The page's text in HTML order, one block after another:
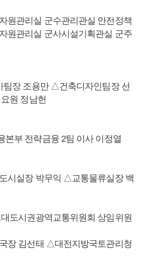
원관리실 군수관리관실 안전정책
원관리실 군사시설기획관실 군주
장 조용만 △건축디자인팀장 선
원 정남헌
부 전략금융 2팀 이사 이정열
시실장 박무익 △교통물류실장 백
도시권광역교통위원회 상임위원
장 김선태 △대전지방국토관리청